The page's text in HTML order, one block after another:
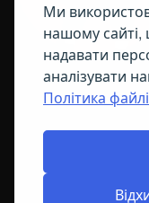
Ми
нашому
надавати
аналізувати
Політика